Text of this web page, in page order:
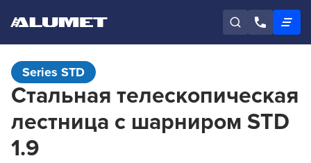
Series STD
Стальная телескопическая
лестница с шарниром STD
1.9